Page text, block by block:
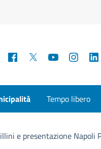
Facebook YouTube
Tempo libero
e presentazione Napoli